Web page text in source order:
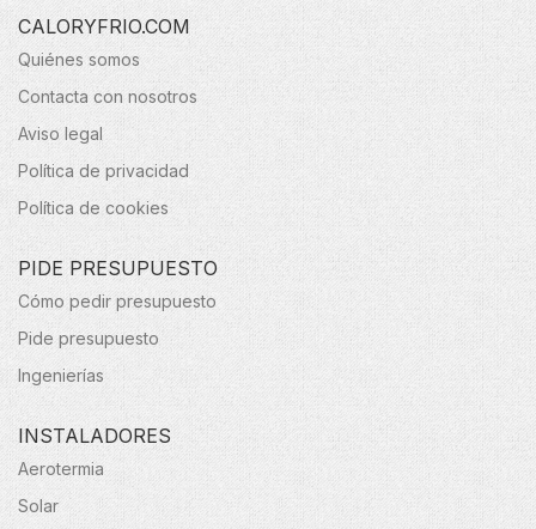
CALORYFRIO.COM
Quiénes somos
Contacta con nosotros
Aviso legal
Política de privacidad
Política de cookies
PIDE PRESUPUESTO
Cómo pedir presupuesto
Pide presupuesto
Ingenierías
INSTALADORES
Aerotermia
Solar